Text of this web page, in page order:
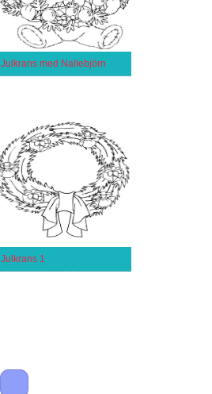
Julkrans med Nallebjörn
Julkrans 1